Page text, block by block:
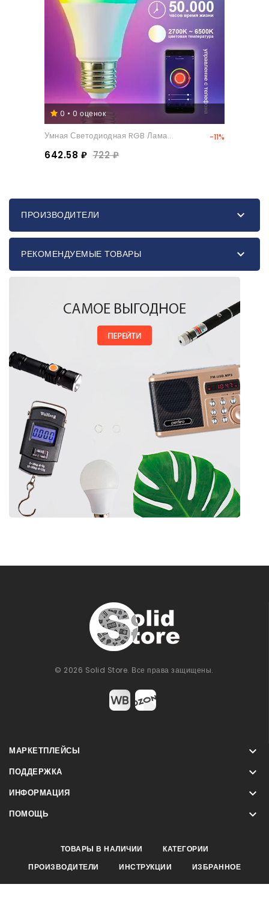
0 • 0 оценок
Умная Светодиодная RGB Лама... -11%
642.58 ₽ 722 ₽
ПРОИЗВОДИТЕЛИ 
РЕКОМЕНДУЕМЫЕ ТОВАРЫ 
© 2026 Solid Store. Все права защищены.
МАРКЕТПЛЕЙСЫ 
ПОДДЕРЖКА 
ИНФОРМАЦИЯ 
ПОМОЩЬ 
ТОВАРЫ В НАЛИЧИИ
КАТЕГОРИИ
ПРОИЗВОДИТЕЛИ
ИНСТРУКЦИИ ИЗБРАННОЕ